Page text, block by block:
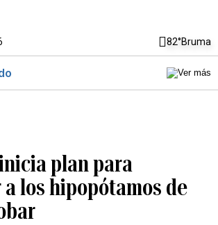
82°Bruma
plan para
los hipopótamos de